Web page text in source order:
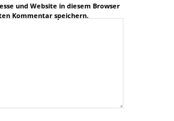
und Website in diesem Browser
Kommentar speichern.